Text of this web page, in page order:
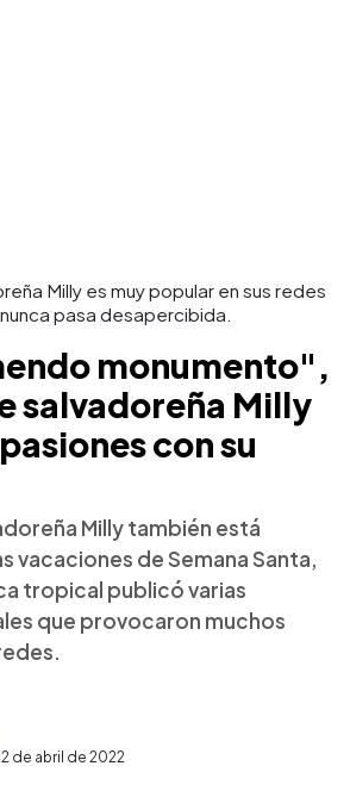
Milly es muy popular en sus redes
pasa desapercibida.
monumento",
salvadoreña Milly
con su
Milly también está
vacaciones de Semana Santa,
tropical publicó varias
que provocaron muchos
de abril de 2022